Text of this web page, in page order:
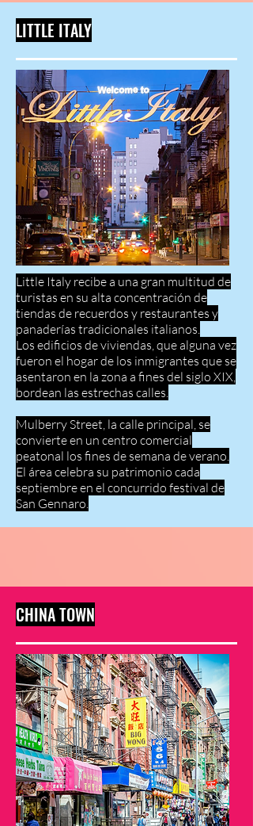
LITTLE ITALY
Little Italy recibe a una gran multitud de
turistas en su alta concentración de
tiendas de recuerdos y restaurantes y
panaderías tradicionales italianos.
Los edificios de viviendas, que alguna vez
fueron el hogar de los inmigrantes que se
asentaron en la zona a fines del siglo XIX,
bordean las estrechas calles.
Mulberry Street, la calle principal, se
convierte en un centro comercial
peatonal los fines de semana de verano.
El área celebra su patrimonio cada
septiembre en el concurrido festival de
San Gennaro.
CHINA TOWN